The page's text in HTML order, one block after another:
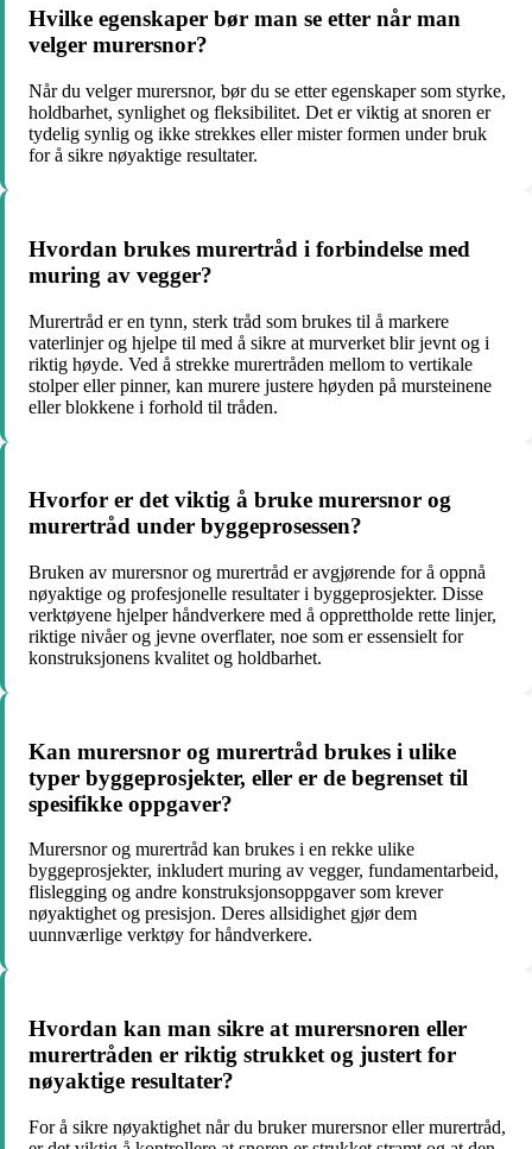
Hvilke egenskaper bør man se etter når man
velger murersnor?
Når du velger murersnor, bør du se etter egenskaper som styrke,
holdbarhet, synlighet og fleksibilitet. Det er viktig at snoren er
tydelig synlig og ikke strekkes eller mister formen under bruk
for å sikre nøyaktige resultater.
Hvordan brukes murertråd i forbindelse med
muring av vegger?
Murertråd er en tynn, sterk tråd som brukes til å markere
vaterlinjer og hjelpe til med å sikre at murverket blir jevnt og i
riktig høyde. Ved å strekke murertråden mellom to vertikale
stolper eller pinner, kan murere justere høyden på mursteinene
eller blokkene i forhold til tråden.
Hvorfor er det viktig å bruke murersnor og
murertråd under byggeprosessen?
Bruken av murersnor og murertråd er avgjørende for å oppnå
nøyaktige og profesjonelle resultater i byggeprosjekter. Disse
verktøyene hjelper håndverkere med å opprettholde rette linjer,
riktige nivåer og jevne overflater, noe som er essensielt for
konstruksjonens kvalitet og holdbarhet.
Kan murersnor og murertråd brukes i ulike
typer byggeprosjekter, eller er de begrenset til
spesifikke oppgaver?
Murersnor og murertråd kan brukes i en rekke ulike
byggeprosjekter, inkludert muring av vegger, fundamentarbeid,
flislegging og andre konstruksjonsoppgaver som krever
nøyaktighet og presisjon. Deres allsidighet gjør dem
uunnværlige verktøy for håndverkere.
Hvordan kan man sikre at murersnoren eller
murertråden er riktig strukket og justert for
nøyaktige resultater?
For å sikre nøyaktighet når du bruker murersnor eller murertråd,